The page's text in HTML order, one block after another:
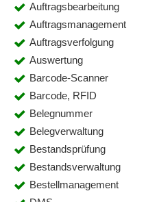
Auftragsbearbeitung
Auftragsmanagement
Auftragsverfolgung
Auswertung
Barcode-Scanner
Barcode, RFID
Belegnummer
Belegverwaltung
Bestandsprüfung
Bestandsverwaltung
Bestellmanagement